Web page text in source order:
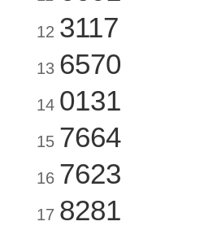
12 3117
13 6570
14 0131
15 7664
16 7623
17 8281